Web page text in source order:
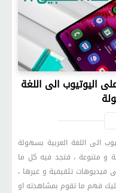
اليوتيوب الى اللغة
الى اللغة العربية بسهولة
و متنوعة ، فتجد فيه كل ما
فيديوهات تثقيفية و غيرها ،